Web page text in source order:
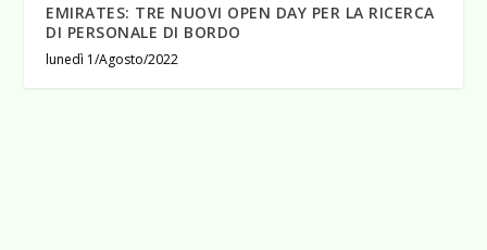
EMIRATES: TRE NUOVI OPEN DAY PER LA RICERCA
DI PERSONALE DI BORDO
lunedì 1/Agosto/2022